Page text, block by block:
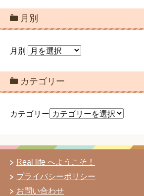
月別
月別
カテゴリー
カテゴリー
Real life へようこそ！
プライバシーポリシー
お問い合わせ